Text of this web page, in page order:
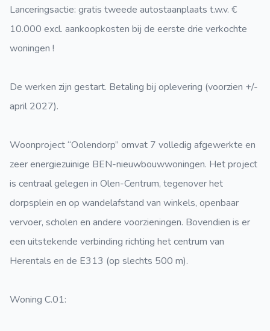
Lanceringsactie: gratis tweede autostaanplaats t.w.v. €
10.000 excl. aankoopkosten bij de eerste drie verkochte
woningen !
De werken zijn gestart. Betaling bij oplevering (voorzien +/-
april 2027).
Woonproject “Oolendorp” omvat 7 volledig afgewerkte en
zeer energiezuinige BEN-nieuwbouwwoningen. Het project
is centraal gelegen in Olen-Centrum, tegenover het
dorpsplein en op wandelafstand van winkels, openbaar
vervoer, scholen en andere voorzieningen. Bovendien is er
een uitstekende verbinding richting het centrum van
Herentals en de E313 (op slechts 500 m).
Woning C.01: